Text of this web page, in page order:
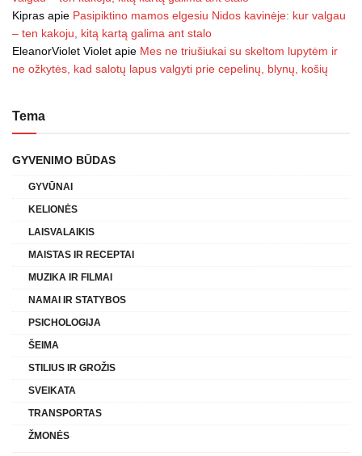
Kipras apie Pasipiktino mamos elgesiu Nidos kavinėje: kur valgau
– ten kakoju, kitą kartą galima ant stalo
EleanorViolet Violet apie Mes ne triušiukai su skeltom lupytėm ir
ne ožkytės, kad salotų lapus valgyti prie cepelinų, blynų, košių
Tema
GYVENIMO BŪDAS
GYVŪNAI
KELIONĖS
LAISVALAIKIS
MAISTAS IR RECEPTAI
MUZIKA IR FILMAI
NAMAI IR STATYBOS
PSICHOLOGIJA
ŠEIMA
STILIUS IR GROŽIS
SVEIKATA
TRANSPORTAS
ŽMONĖS